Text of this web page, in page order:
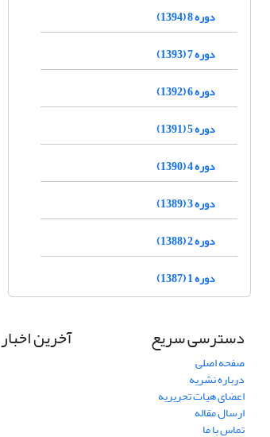
دوره 8 (1394)
دوره 7 (1393)
دوره 6 (1392)
دوره 5 (1391)
دوره 4 (1390)
دوره 3 (1389)
دوره 2 (1388)
دوره 1 (1387)
دسترسی سریع
صفحه اصلی
درباره نشریه
اعضای هیات تحریریه
ارسال مقاله
تماس با ما
آخرین اخبار